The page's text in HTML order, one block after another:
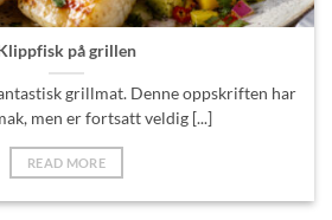
på grillen
grillmat. Denne oppskriften har
men er fortsatt veldig [...]
READ MORE